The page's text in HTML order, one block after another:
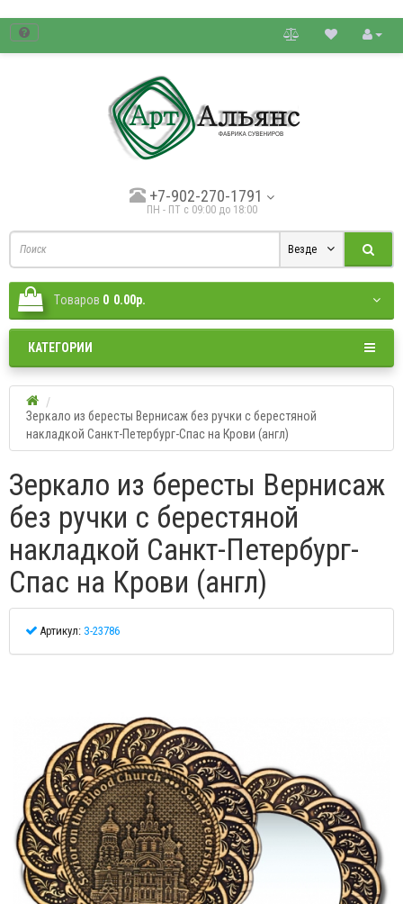
+7-902-270-1791
ПН - ПТ с 09:00 до 18:00
Везде
Tоваров 0 0.00р.
КАТЕГОРИИ
Зеркало из бересты Вернисаж без ручки с берестяной
накладкой Санкт-Петербург-Спас на Крови (англ)
Зеркало из бересты Вернисаж
без ручки с берестяной
накладкой Санкт-Петербург-
Спас на Крови (англ)
Артикул: З-23786